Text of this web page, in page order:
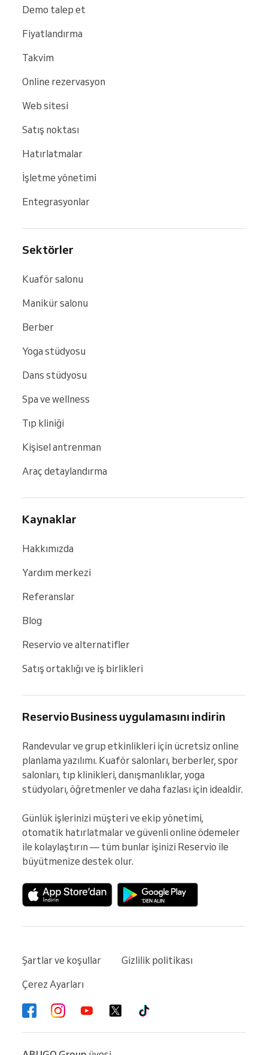
Demo talep et
Fiyatlandırma
Takvim
Online rezervasyon
Web sitesi
Satış noktası
Hatırlatmalar
İşletme yönetimi
Entegrasyonlar
Sektörler
Kuaför salonu
Manikür salonu
Berber
Yoga stüdyosu
Dans stüdyosu
Spa ve wellness
Tıp kliniği
Kişisel antrenman
Araç detaylandırma
Kaynaklar
Hakkımızda
Yardım merkezi
Referanslar
Blog
Reservio ve alternatifler
Satış ortaklığı ve iş birlikleri
Reservio Business uygulamasını indirin
Randevular ve grup etkinlikleri için ücretsiz online
planlama yazılımı. Kuaför salonları, berberler, spor
salonları, tıp klinikleri, danışmanlıklar, yoga
stüdyoları, öğretmenler ve daha fazlası için idealdir.
Günlük işlerinizi müşteri ve ekip yönetimi,
otomatik hatırlatmalar ve güvenli online ödemeler
ile kolaylaştırın — tüm bunlar işinizi Reservio ile
büyütmenize destek olur.
Şartlar ve koşullar
Gizlilik politikası
Çerez Ayarları